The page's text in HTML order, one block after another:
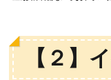
【２】